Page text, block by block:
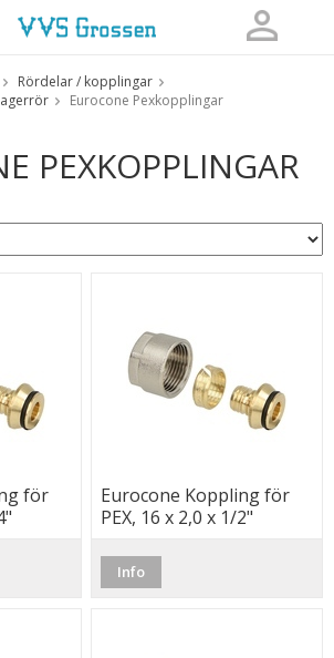
har blivit tillagd i varukorgen
Rördelar / kopplingar
Eurocone Pexkopplingar
PEXKOPPLINGAR
för
Eurocone Koppling för
PEX, 16 x 2,0 x 1/2"
Info